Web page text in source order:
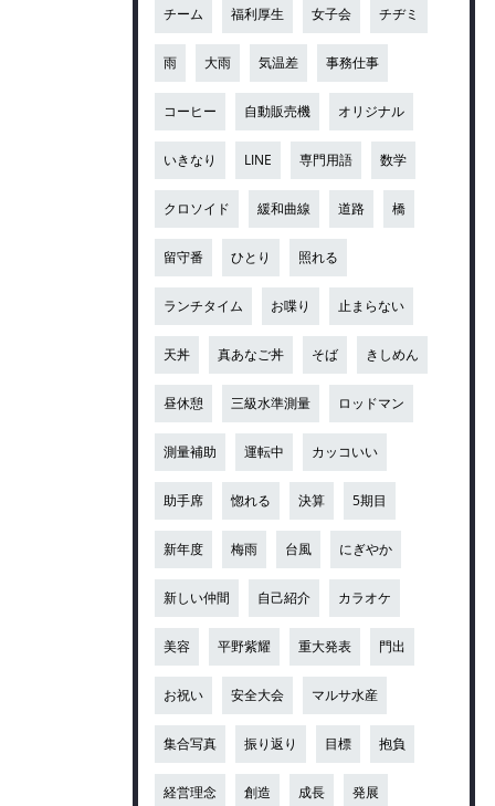
チーム 福利厚生 女子会 チヂミ
雨 大雨 気温差 事務仕事
コーヒー 自動販売機 オリジナル
いきなり LINE 専門用語 数学
クロソイド 緩和曲線 道路 橋
留守番 ひとり 照れる
ランチタイム お喋り 止まらない
天丼 真あなご丼 そば きしめん
昼休憩 三級水準測量 ロッドマン
測量補助 運転中 カッコいい
助手席 惚れる 決算 5期目
新年度 梅雨 台風 にぎやか
新しい仲間 自己紹介 カラオケ
美容 平野紫耀 重大発表 門出
お祝い 安全大会 マルサ水産
集合写真 振り返り 目標 抱負
経営理念 創造 成長 発展